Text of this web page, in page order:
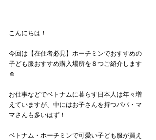
こんにちは！
今回は【在住者必見】ホーチミンでおすすめの
子ども服おすすめ購入場所を８つご紹介します
☺️
お仕事などでベトナムに暮らす日本人は年々増
えていますが、中にはお子さんを持つパパ・マ
マさんも多いはず！
ベトナム・ホーチミンで可愛い子ども服が買え